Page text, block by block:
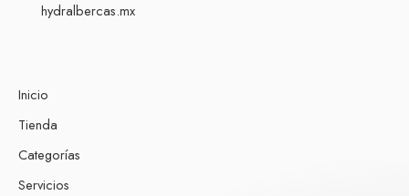
hydralbercas.mx
Inicio
Tienda
Categorías
Servicios